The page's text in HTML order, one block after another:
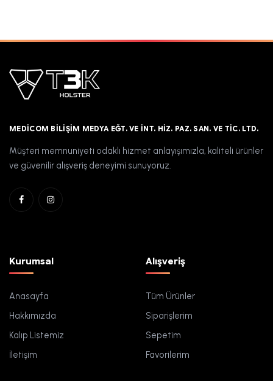
MEDICOM BILIŞIM MEDYA EĞT. VE İNT. HIZ. PAZ. SAN. VE TIC. LTD.
Müşteri memnuniyeti odaklı hizmet anlayışımızla, kaliteli ürünler
ve güvenilir alışveriş deneyimi sunuyoruz.
Kurumsal
Anasayfa
Hakkımızda
Kalıp Listemiz
İletişim
Alışveriş
Tüm Ürünler
Siparişlerim
Sepetim
Favorilerim